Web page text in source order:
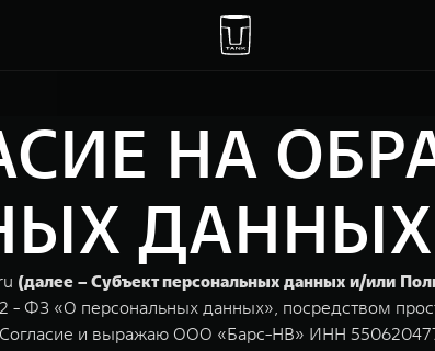
НА
ДАННЫХ
(далее – Субъект персональных данных и/или
- ФЗ «О персональных данных», посредством
и выражаю ООО «Барс-НВ» ИНН